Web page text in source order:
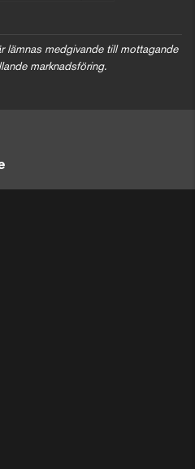
lämnas medgivande till mottagande
marknadsföring.